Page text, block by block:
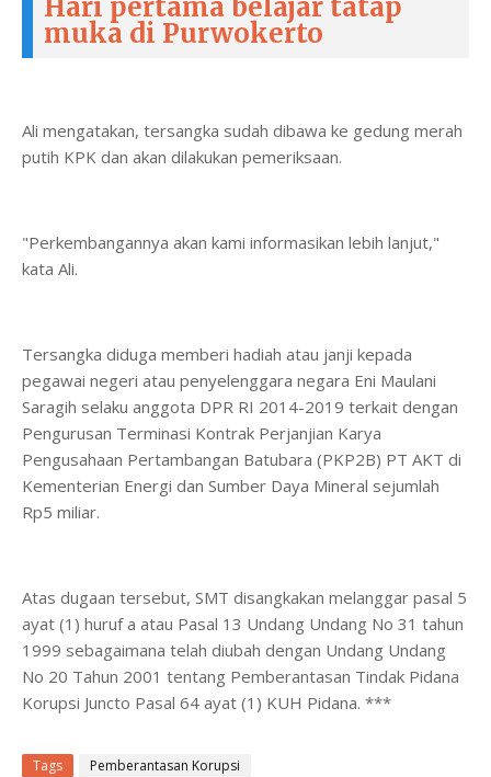
Hari pertama belajar tatap
muka di Purwokerto
Ali mengatakan, tersangka sudah dibawa ke gedung merah
putih KPK dan akan dilakukan pemeriksaan.
"Perkembangannya akan kami informasikan lebih lanjut,"
kata Ali.
Tersangka diduga memberi hadiah atau janji kepada
pegawai negeri atau penyelenggara negara Eni Maulani
Saragih selaku anggota DPR RI 2014-2019 terkait dengan
Pengurusan Terminasi Kontrak Perjanjian Karya
Pengusahaan Pertambangan Batubara (PKP2B) PT AKT di
Kementerian Energi dan Sumber Daya Mineral sejumlah
Rp5 miliar.
Atas dugaan tersebut, SMT disangkakan melanggar pasal 5
ayat (1) huruf a atau Pasal 13 Undang Undang No 31 tahun
1999 sebagaimana telah diubah dengan Undang Undang
No 20 Tahun 2001 tentang Pemberantasan Tindak Pidana
Korupsi Juncto Pasal 64 ayat (1) KUH Pidana. ***
Tags Pemberantasan Korupsi